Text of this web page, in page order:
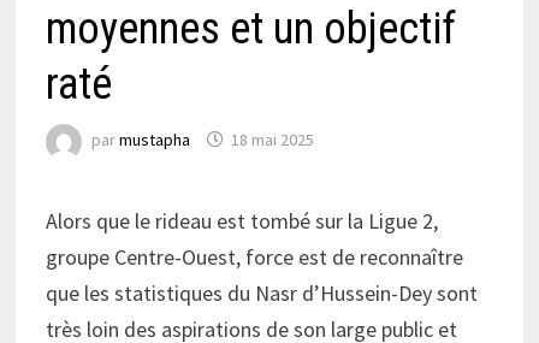
moyennes et un objectif
raté
parmustapha 18 mai 2025
Alors que le rideau est tombé sur la Ligue 2,
groupe Centre-Ouest, force est de reconnaître
que les statistiques du Nasr d’Hussein-Dey sont
très loin des aspirations de son large public et